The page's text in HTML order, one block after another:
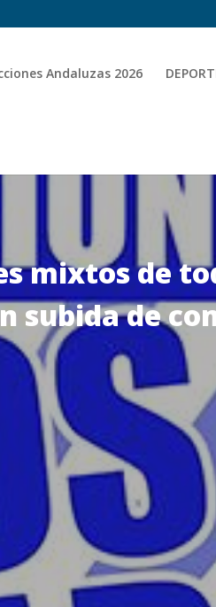
Andaluzas 2026
mixtos de
subida de